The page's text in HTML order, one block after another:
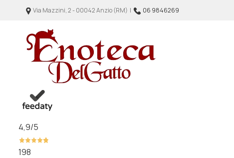
Via Mazzini, 2 - 00042 Anzio (RM) | 06 9846269
4,9/5
198